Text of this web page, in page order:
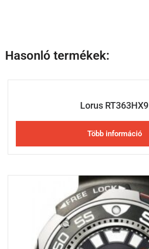
Hasonló termékek:
Lorus RT363HX9
Több információ